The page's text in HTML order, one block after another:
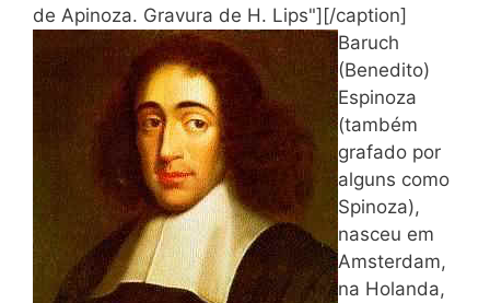
de Apinoza. Gravura de H. Lips"][/caption]
Baruch
(Benedito)
Espinoza
(também
grafado por
alguns como
Spinoza),
nasceu em
Amsterdam,
na Holanda,